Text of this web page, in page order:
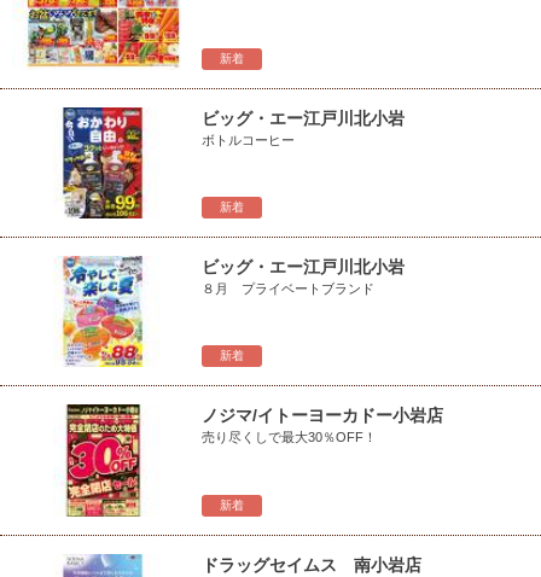
新着
新着
ビッグ・エー江戸川北小岩
ボトルコーヒー
新着
ビッグ・エー江戸川北小岩
８月 プライベートブランド
新着
ノジマ/イトーヨーカドー小岩店
売り尽くしで最大30％OFF！
ドラッグセイムス 南小岩店